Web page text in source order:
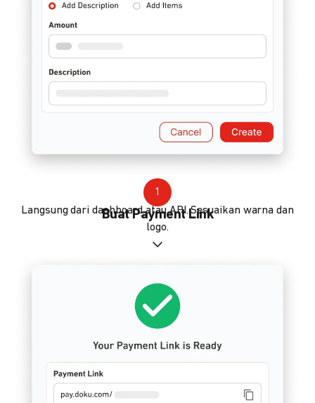
1
Buat Payment Link
Langsung dari dashboard atau API. Sesuaikan warna dan
logo.